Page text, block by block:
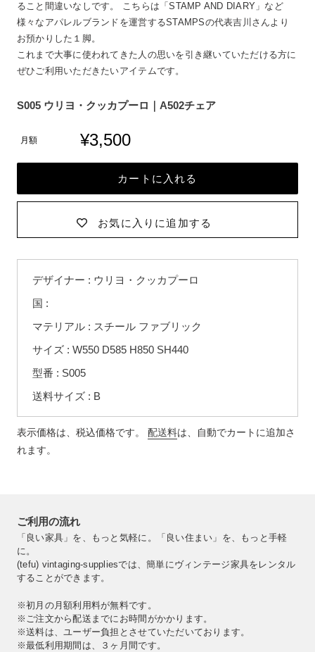
ること間違いなしです。 こちらは「STAMP AND DIARY」など
様々なアパレルブランドを運営するSTAMPSの代表吉川さんより
お預かりした１脚。
これまで大事に使われてきた人の思いを引き継いていただける方に
ぜひご利用いただきたいアイテムです。
S005 ウリヨ・クッカプーロ｜A502チェア
月額 ¥3,500
カートに入れる
お気に入りに追加する
る
デザイナー : ウリヨ・クッカプーロ
国 :
マテリアル : スチール ファブリック
サイズ : W550 D585 H850 SH440
型番 : S005
送料サイズ : B
表示価格は、税込価格です。 配送料は、自動でカートに追加さ
れます。
ご利用の流れ
「良い家具」を、もっと気軽に。「良い住まい」を、もっと手軽
に。
(tefu) vintaging-suppliesでは、簡単にヴィンテージ家具をレンタル
することができます。
※初月の月額利用料が無料です。
※ご注文から配送までにお時間がかかります。
※送料は、ユーザー負担とさせていただいております。
※最低利用期間は、３ヶ月間です。